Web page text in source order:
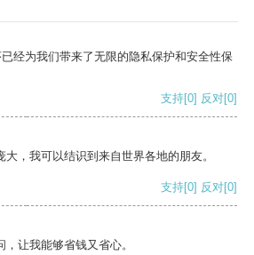
经为我们带来了无限的隐私保护和安全性保
支持[0] 反对[0]
，我可以结识到来自世界各地的朋友。
支持[0] 反对[0]
让我能够省钱又省心。